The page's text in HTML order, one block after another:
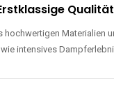
Qualität
hochwertigen Materialien
intensives